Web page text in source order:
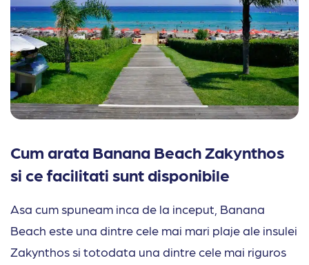
Cum arata Banana Beach Zakynthos
si ce facilitati sunt disponibile
Asa cum spuneam inca de la inceput, Banana
Beach este una dintre cele mai mari plaje ale insulei
Zakynthos si totodata una dintre cele mai riguros